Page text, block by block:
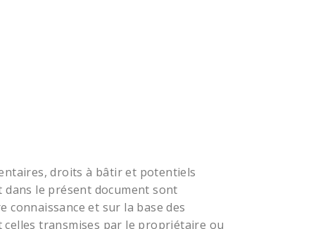
droits à bâtir et potentiels
dans le présent document sont
et sur la base des
transmises par le propriétaire ou